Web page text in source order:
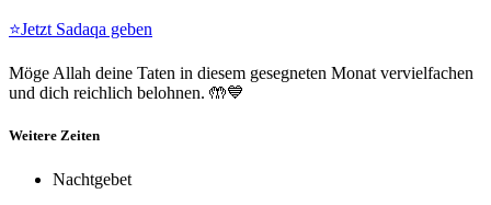
⭐Jetzt Sadaqa geben
Möge Allah deine Taten in diesem gesegneten Monat vervielfachen
und dich reichlich belohnen. 🤲💙
Weitere Zeiten
Nachtgebet